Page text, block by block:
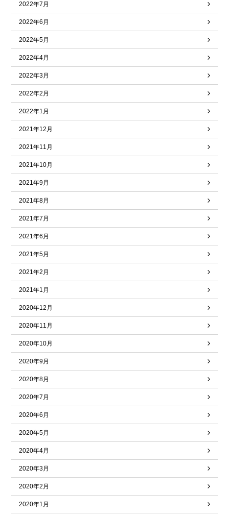
2022年7月
2022年6月
2022年5月
2022年4月
2022年3月
2022年2月
2022年1月
2021年12月
2021年11月
2021年10月
2021年9月
2021年8月
2021年7月
2021年6月
2021年5月
2021年2月
2021年1月
2020年12月
2020年11月
2020年10月
2020年9月
2020年8月
2020年7月
2020年6月
2020年5月
2020年4月
2020年3月
2020年2月
2020年1月